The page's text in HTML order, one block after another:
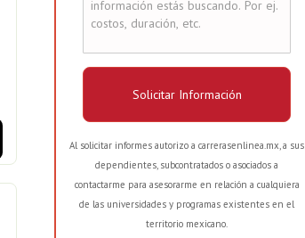
Solicitar Información
Al solicitar informes autorizo a carrerasenlinea.mx, a sus
dependientes, subcontratados o asociados a
contactarme para asesorarme en relación a cualquiera
de las universidades y programas existentes en el
territorio mexicano.